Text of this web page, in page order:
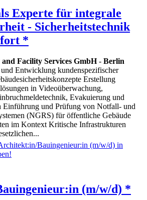
Experte für integrale
- Sicherheitstechnik
*
Facility Services GmbH- Berlin
Entwicklung kundenspezifischer
Erstellung
in Videoüberwachung,
Evakuierung und
Einführung und Prüfung von Notfall- und
(NGRS) für öffentliche Gebäude
im Kontext Kritische Infrastrukturen
(m/w/d) *